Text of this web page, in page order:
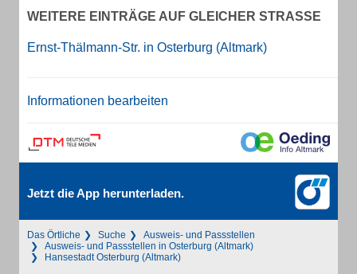
WEITERE EINTRÄGE AUF GLEICHER STRASSE
Ernst-Thälmann-Str. in Osterburg (Altmark)
Informationen bearbeiten
Jetzt die App herunterladen.
Das Örtliche Suche
Ausweis- und Passstellen
Ausweis- und Passstellen in Osterburg (Altmark)
Hansestadt Osterburg (Altmark)